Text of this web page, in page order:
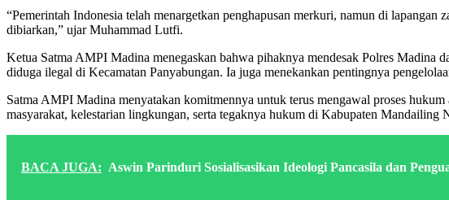
“Pemerintah Indonesia telah menargetkan penghapusan merkuri, namun di
dibiarkan,” ujar Muhammad Lutfi.
Ketua Satma AMPI Madina menegaskan bahwa pihaknya mendesak Polres Madina
diduga ilegal di Kecamatan Panyabungan. Ia juga menekankan pentingnya
Satma AMPI Madina menyatakan komitmennya untuk terus mengawal proses
masyarakat, kelestarian lingkungan, serta tegaknya hukum di Kabupaten Mandailing
BACA JUGA: Aswin Parinduri Sosialisasikan Ideologi Pancasila dan